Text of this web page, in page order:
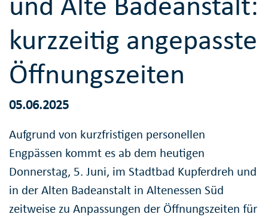
kurzzeitig angepasste
Öffnungszeiten
05.06.2025
Aufgrund von kurzfristigen personellen
Engpässen kommt es ab dem heutigen
Donnerstag, 5. Juni, im Stadtbad Kupferdreh und
in der Alten Badeanstalt in Altenessen Süd
zeitweise zu Anpassungen der Öffnungszeiten für